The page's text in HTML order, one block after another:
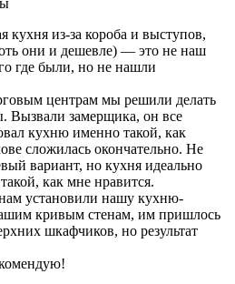
кухня из-за короба и выступов,
они и дешевле) — это не наш
где были, но не нашли
центрам мы решили делать
Вызвали замерщика, он все
кухню именно такой, как
сложилась окончательно. Не
вариант, но кухня идеально
как мне нравится.
установили нашу кухню-
кривым стенам, им пришлось
шкафчиков, но результат